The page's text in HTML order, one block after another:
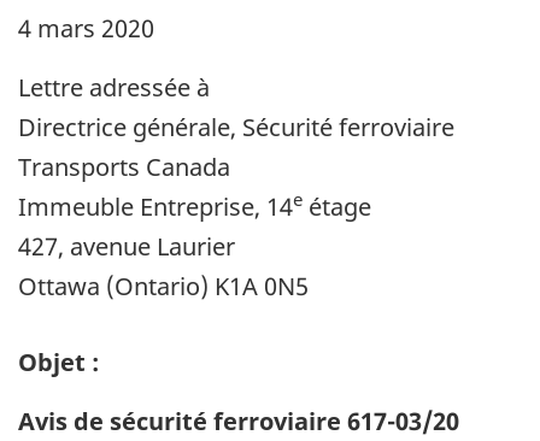
4 mars 2020
Lettre adressée à
Directrice générale, Sécurité ferroviaire
Transports Canada
Immeuble Entreprise, 14e étage
427, avenue Laurier
Ottawa (Ontario) K1A 0N5
Objet :
Avis de sécurité ferroviaire 617-03/20